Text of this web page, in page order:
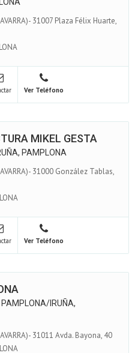
31007 Plaza Félix Huarte,
Ver Teléfono
MIKEL GESTA
PAMPLONA
31000 González Tablas,
Ver Teléfono
PAMPLONA/IRUÑA,
31011 Avda. Bayona, 40